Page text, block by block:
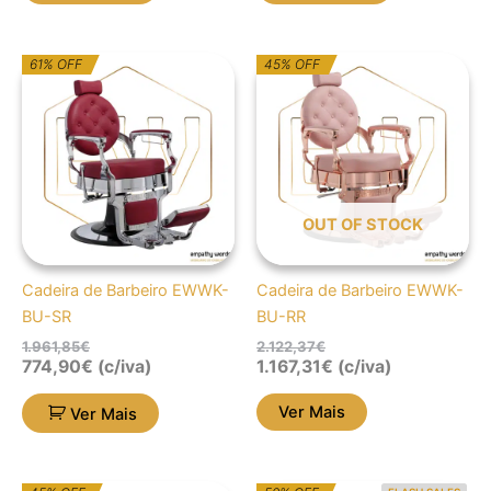
61% OFF
Cadeira de Barbeiro EWWK-
BU-SR
1.961,85€
O
preço
original
era:
1.961,85€.
O
preço
atual
é:
774,90€.
774,90€ (c/iva)
Ver Mais
45% OFF
OUT OF STOCK
Cadeira de Barbeiro EWWK-
BU-RR
2.122,37€
O
preço
original
era:
2.122,37€.
O
preço
atual
é:
1.167,31€.
1.167,31€ (c/iva)
Ver Mais